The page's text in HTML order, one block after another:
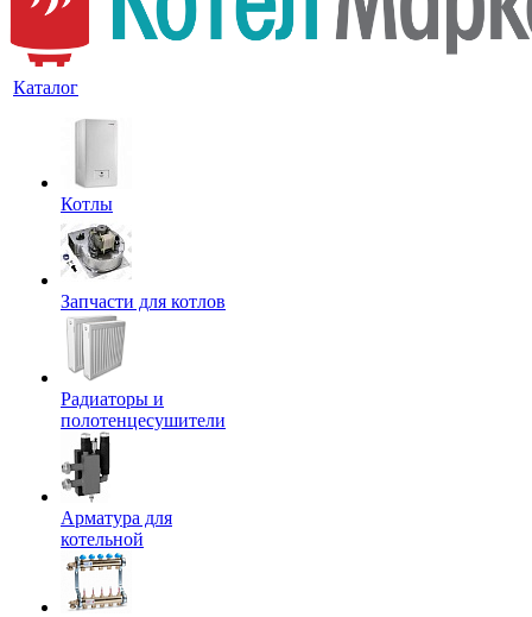
Каталог
Котлы
Запчасти для котлов
Радиаторы и
полотенцесушители
Арматура для
котельной